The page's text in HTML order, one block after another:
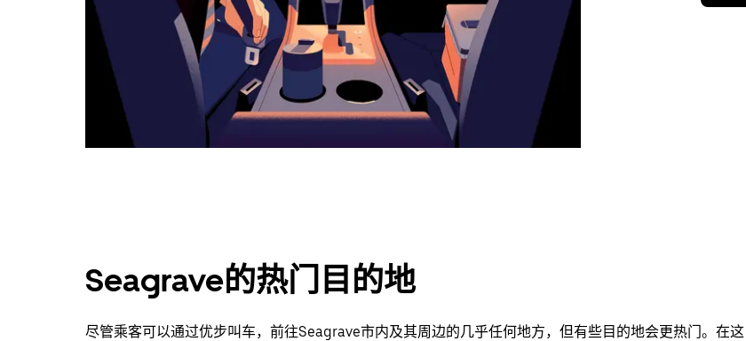
历。
Seagrave的热门目的地
尽管乘客可以通过优步叫车，前往Seagrave市内及其周边的几乎任何地方，但有些目的地会更热门。在这